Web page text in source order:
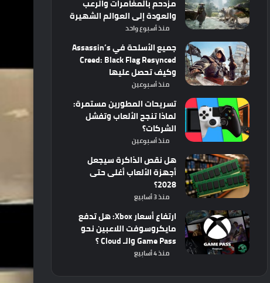
مزدحم بالمغامرات والرعب
والعودة إلى العوالم الشهيرة
منذ أسبوع واحد
جميع الأسلحة في Assassin’s
Creed: Black Flag Resynced
وكيف تحصل عليها
منذ أسبوعين
تسريحات المطورين مستمرة:
لماذا تنجح الألعاب وتفشل
الشركات؟
منذ أسبوعين
هل نقص الذاكرة سيجعل
أجهزة الألعاب أغلى حتى
2028؟
منذ 3 أسابيع
ارتفاع أسعار Xbox: هل تدفع
مايكروسوفت اللاعبين نحو
Game Pass والـ Cloud ؟
منذ 4 أسابيع